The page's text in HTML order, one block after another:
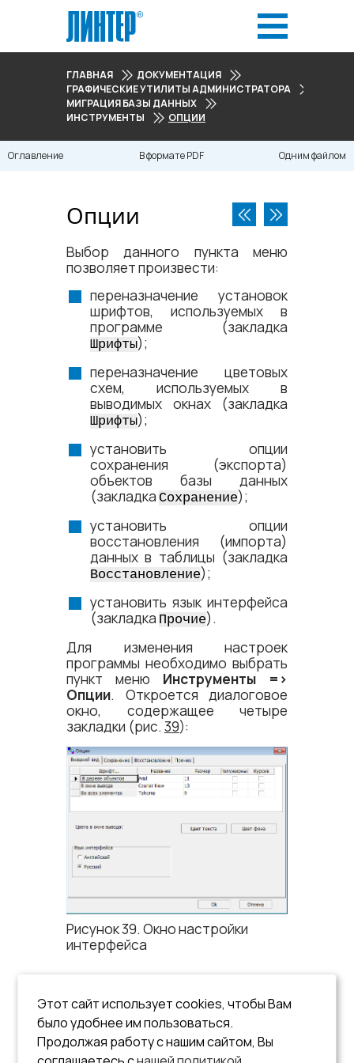
ГЛАВНАЯ
ДОКУМЕНТАЦИЯ
ГРАФИЧЕСКИЕ УТИЛИТЫ АДМИНИСТРАТОРА
МИГРАЦИЯ БАЗЫ ДАННЫХ
ИНСТРУМЕНТЫ
ОПЦИИ
Оглавление В формате PDF Одним файлом
Опции
Выбор данного пункта меню
позволяет произвести:
переназначение установок
шрифтов, используемых в
программе (закладка
Шрифты);
переназначение цветовых
схем, используемых в
выводимых окнах (закладка
Шрифты);
установить опции
сохранения (экспорта)
объектов базы данных
(закладка Сохранение);
установить опции
восстановления (импорта)
данных в таблицы (закладка
Восстановление);
установить язык интерфейса
(закладка Прочие).
Для изменения настроек
программы необходимо выбрать
пункт меню Инструменты =​>
Опции. Откроется диалоговое
окно, содержащее четыре
закладки (рис. 39):
Рисунок 39. Окно настройки
интерфейса
Закладка Шрифты
Закладка Сохранение
Закладка Восстановление
Закладка Прочие
Этот сайт использует cookies, чтобы Вам
было удобнее им пользоваться.
Продолжая работу с нашим сайтом, Вы